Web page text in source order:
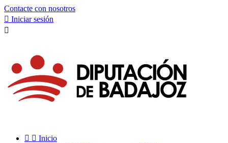
Contacte con nosotros
 Iniciar sesión

  Inicio